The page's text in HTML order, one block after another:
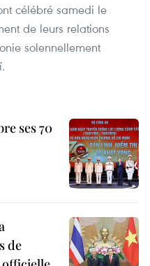
célébré samedi le
de leurs relations
solennellement
ses 70
de